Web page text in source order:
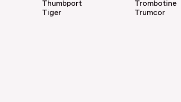
Thumbport
Tiger
Trombotine
Trumcor